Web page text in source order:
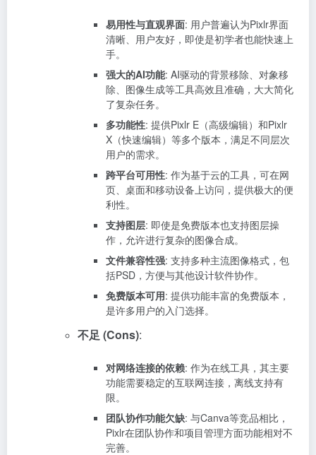
易用性与直观界面: 用户普遍认为Pixlr界面
清晰、用户友好，即使是初学者也能快速上
手。
强大的AI功能: AI驱动的背景移除、对象移
除、图像生成等工具高效且准确，大大简化
了复杂任务。
多功能性: 提供Pixlr E（高级编辑）和Pixlr
X（快速编辑）等多个版本，满足不同层次
用户的需求。
跨平台可用性: 作为基于云的工具，可在网
页、桌面和移动设备上访问，提供极大的便
利性。
支持图层: 即使是免费版本也支持图层操
作，允许进行复杂的图像合成。
文件兼容性强: 支持多种主流图像格式，包
括PSD，方便与其他设计软件协作。
免费版本可用: 提供功能丰富的免费版本，
是许多用户的入门选择。
不足 (Cons):
对网络连接的依赖: 作为在线工具，其主要
功能需要稳定的互联网连接，离线支持有
限。
团队协作功能欠缺: 与Canva等竞品相比，
Pixlr在团队协作和项目管理方面功能相对不
完善。